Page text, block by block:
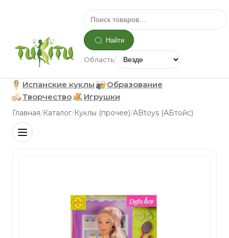
Найти
Область:
Испанские куклы
Образование
Творчество
Игрушки
Главная/Каталог/Куклы (прочее)/ABtoys (АБтойс)